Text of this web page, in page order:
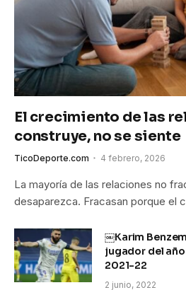
El crecimiento de las
construye, no se siente
TicoDeporte.com 4 febrero, 2026
La mayoría de las relaciones no
desaparezca. Fracasan porque el
￼Karim
jugador del
2021-22
2 junio, 2022